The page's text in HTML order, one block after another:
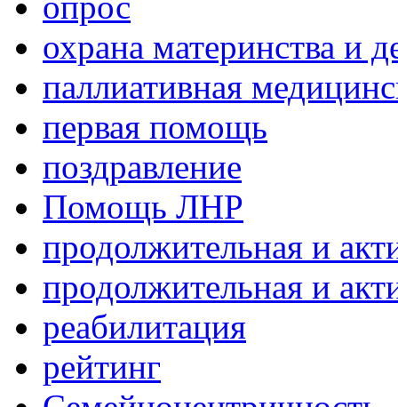
охрана материнства и
паллиативная
первая помощь
поздравление
Помощь ЛНР
продолжительная и
продолжительная и
реабилитация
рейтинг